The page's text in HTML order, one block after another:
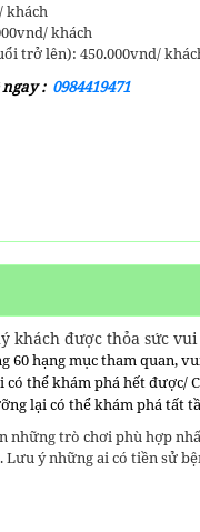
khách
khách
trở lên): 450.000vnd/
: 0984419471
khách được thỏa sức
hạng mục tham quan,
thể khám phá hết được/
lại có thể khám phá tất
những trò chơi phù hợp
ý những ai có tiền sử